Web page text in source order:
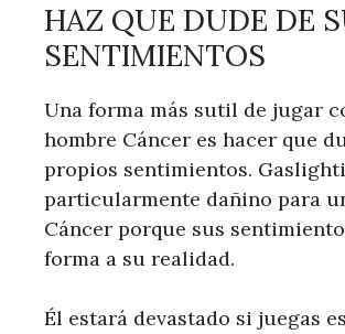
HAZ QUE DUDE DE
SENTIMIENTOS
Una forma más sutil de jugar
hombre Cáncer es hacer que
propios sentimientos.
particularmente dañino para
Cáncer porque sus
forma a su realidad.
Él estará devastado si juegas